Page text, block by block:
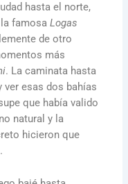
hasta el norte,
famosaLogas
de otro
más
. La caminata hasta
ver esas dos bahías
que había valido
natural y la
hicieron que